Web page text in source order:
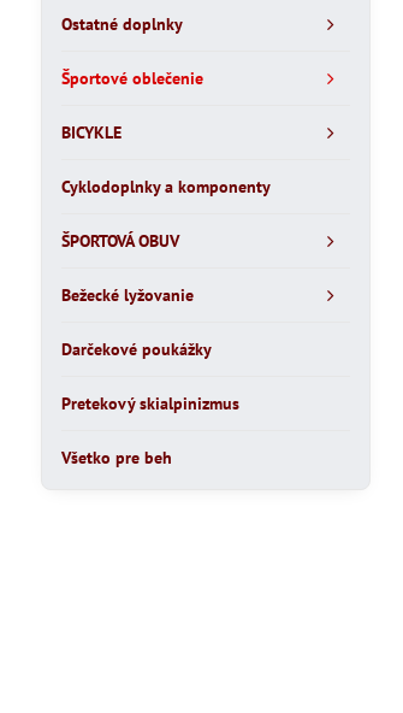
Ostatné doplnky
Športové oblečenie
BICYKLE
Cyklodoplnky a komponenty
ŠPORTOVÁ OBUV
Bežecké lyžovanie
Darčekové poukážky
Pretekový skialpinizmus
Všetko pre beh